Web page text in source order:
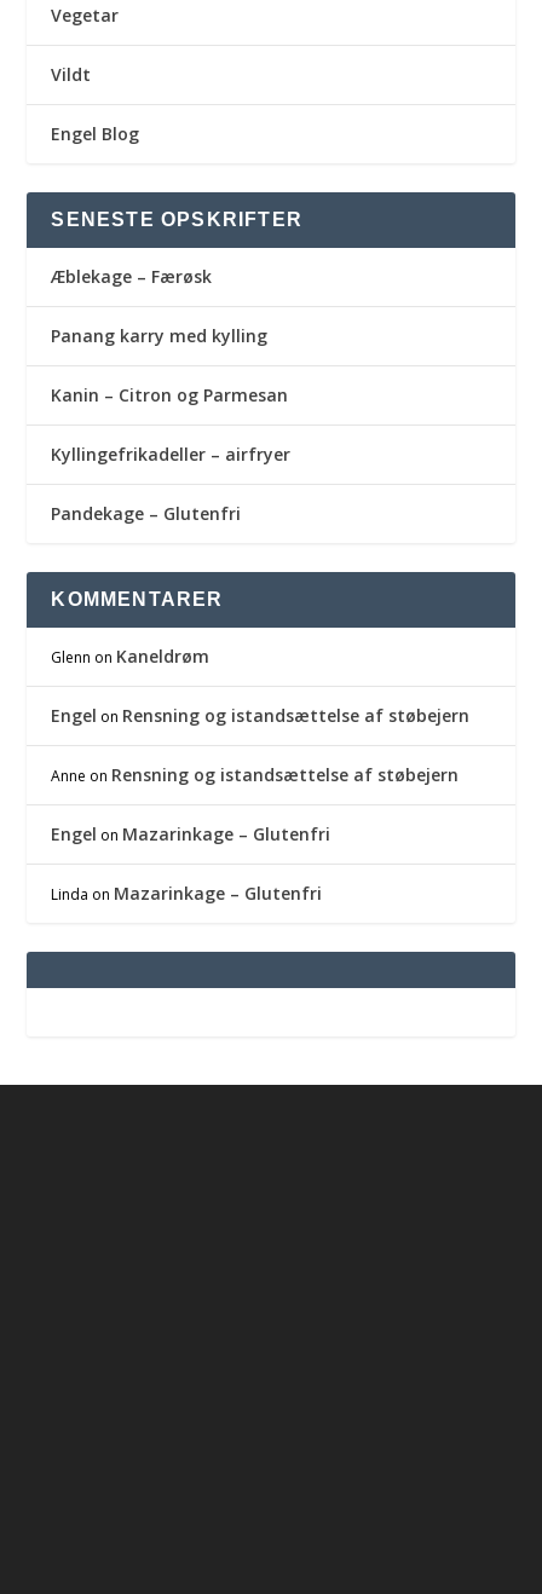
Vegetar
Vildt
Engel Blog
SENESTE OPSKRIFTER
Æblekage – Færøsk
Panang karry med kylling
Kanin – Citron og Parmesan
Kyllingefrikadeller – airfryer
Pandekage – Glutenfri
KOMMENTARER
Glenn on Kaneldrøm
Engel on Rensning og istandsættelse af støbejern
Anne on Rensning og istandsættelse af støbejern
Engel on Mazarinkage – Glutenfri
Linda on Mazarinkage – Glutenfri